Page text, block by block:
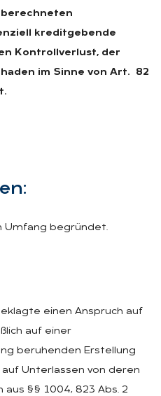
berechneten
kreditgebende
Kontrollverlust, der
im Sinne von Art. 82
Umfang begründet.
einen Anspruch auf
auf einer
beruhenden Erstellung
Unterlassen von deren
aus §§ 1004, 823 Abs. 2